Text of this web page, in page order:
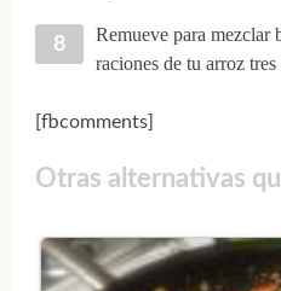
Remueve para mezclar
raciones de tu arroz tres
[fbcomments]
Otras alternativas